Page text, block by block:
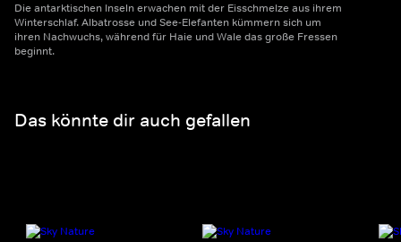
Die antarktischen Inseln erwachen mit der Eisschmelze aus ihrem
Winterschlaf. Albatrosse und See-Elefanten kümmern sich um
ihren Nachwuchs, während für Haie und Wale das große Fressen
beginnt.
Das könnte dir auch gefallen